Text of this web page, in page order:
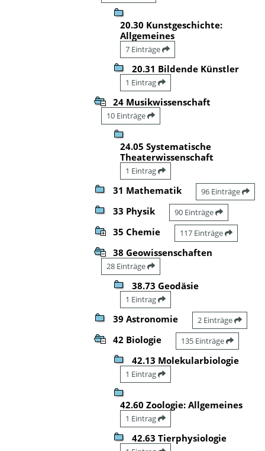
20.30 Kunstgeschichte:
Allgemeines
7 Einträge
20.31 Bildende Künstler
1 Eintrag
24 Musikwissenschaft
10 Einträge
24.05 Systematische
Theaterwissenschaft
1 Eintrag
31 Mathematik 96 Einträge
33 Physik 90 Einträge
35 Chemie 117 Einträge
38 Geowissenschaften
28 Einträge
38.73 Geodäsie
1 Eintrag
39 Astronomie 2 Einträge
42 Biologie 135 Einträge
42.13 Molekularbiologie
1 Eintrag
42.60 Zoologie: Allgemeines
1 Eintrag
42.63 Tierphysiologie